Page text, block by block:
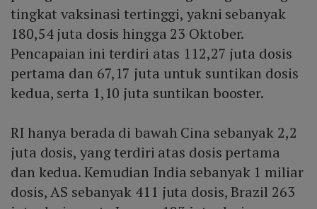
tingkat vaksinasi tertinggi, yakni sebanyak
180,54 juta dosis hingga 23 Oktober.
Pencapaian ini terdiri atas 112,27 juta dosis
pertama dan 67,17 juta untuk suntikan dosis
kedua, serta 1,10 juta suntikan booster.
RI hanya berada di bawah Cina sebanyak 2,2
juta dosis, yang terdiri atas dosis pertama
dan kedua. Kemudian India sebanyak 1 miliar
dosis, AS sebanyak 411 juta dosis, Brazil 263